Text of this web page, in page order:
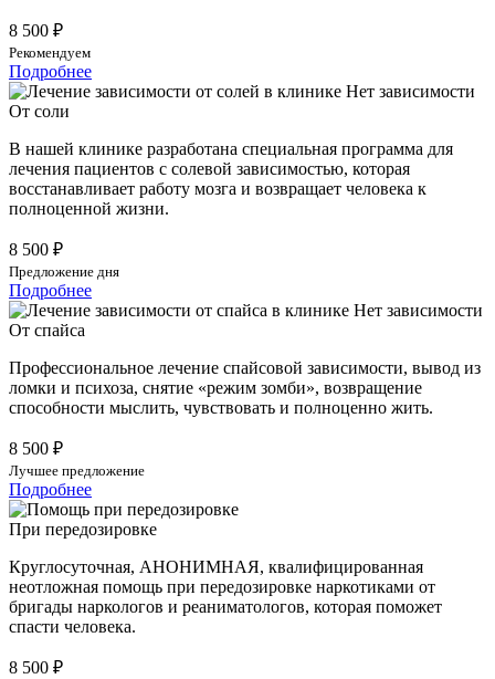
8 500 ₽
Рекомендуем
Подробнее
От соли
В нашей клинике разработана специальная программа для
лечения пациентов с солевой зависимостью, которая
восстанавливает работу мозга и возвращает человека к
полноценной жизни.
8 500 ₽
Предложение дня
Подробнее
От спайса
Профессиональное лечение спайсовой зависимости, вывод из
ломки и психоза, снятие «режим зомби», возвращение
способности мыслить, чувствовать и полноценно жить.
8 500 ₽
Лучшее предложение
Подробнее
При передозировке
Круглосуточная, АНОНИМНАЯ, квалифицированная
неотложная помощь при передозировке наркотиками от
бригады наркологов и реаниматологов, которая поможет
спасти человека.
8 500 ₽